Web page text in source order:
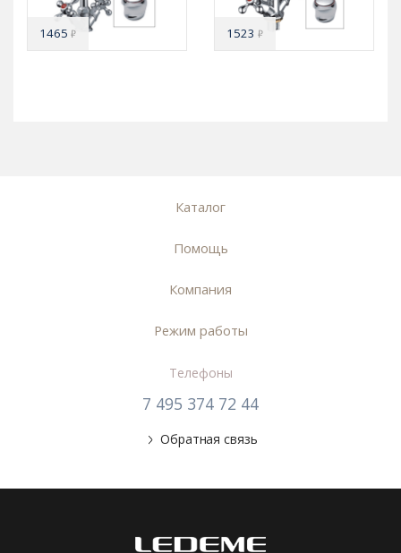
1465₽ 1523₽
Каталог
Помощь
Компания
Режим работы
Телефоны
7 495 374 72 44
Обратная связь